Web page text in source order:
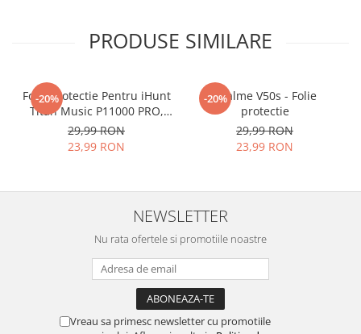
Nu numai ca este rezistenta la
zgarieturi si spargere, ci si
ecranul!
Folia avand rezistenta 9H la
zgarieturi, asigura si un aspect
imaculat ecranului pe timp
Nu modificain nici un fel
functionalitatea normala si
utilizarea confortabila a
telefonului.
FACE IDsiSenzorii de
Amprentaimplementati in
PRODUSE SIMILARE
-20%
Folie Protectie Pentru iHunt
Titan Music P11000 PRO,
VDOO
29,99 RON
23,99 RON
-20%
Realme V50s - Folie
protectie
29,99 RON
23,99 RON
NEWSLETTER
Nu rata ofertele si promotiile noastre
Vreau sa primesc newsletter cu promotiile